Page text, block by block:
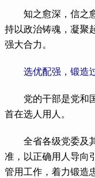
知之愈深，信之愈
持以政治铸魂，凝聚
强大合力。
选优配强，锻造
党的干部是党和国
首在选人用人。
全省各级党委及其
准，以正确用人导向
管用工作，着力锻造